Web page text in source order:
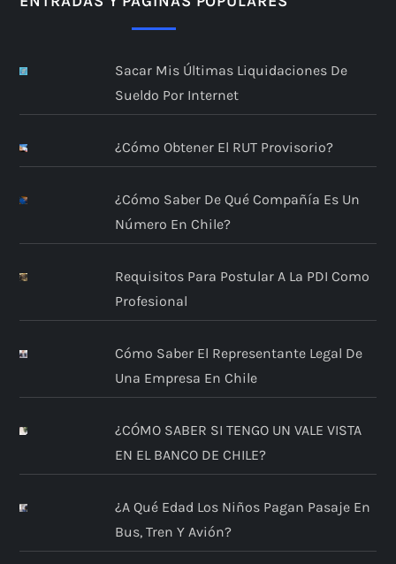
Sacar Mis Últimas Liquidaciones De
Sueldo Por Internet
¿Cómo Obtener El RUT Provisorio?
¿Cómo Saber De Qué Compañía Es Un
Número En Chile?
Requisitos Para Postular A La PDI Como
Profesional
Cómo Saber El Representante Legal De
Una Empresa En Chile
¿CÓMO SABER SI TENGO UN VALE VISTA
EN EL BANCO DE CHILE?
¿A Qué Edad Los Niños Pagan Pasaje En
Bus, Tren Y Avión?